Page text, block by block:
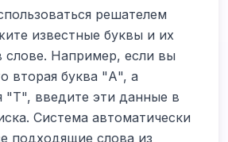
решателем
известные буквы и их
слове. Например, если вы
вторая буква "А", а
"Т", введите эти данные в
Система автоматически
подходящие слова из